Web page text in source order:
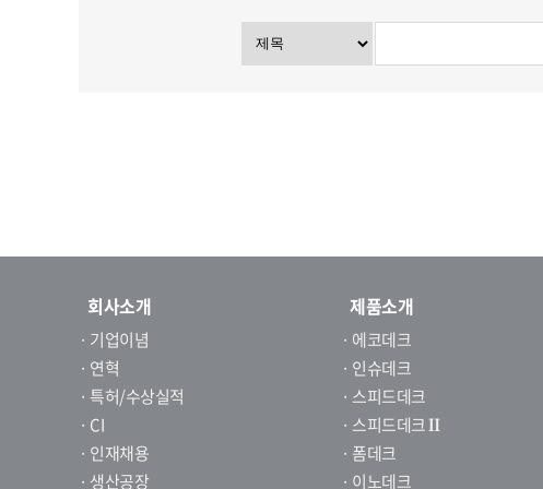
회사소개
· 기업이념
· 연혁
· 특허/수상실적
· CI
· 인재채용
· 생산공장
제품소개
· 에코데크
· 인슈데크
· 스피드데크
· 스피드데크Ⅱ
· 폼데크
· 이노데크